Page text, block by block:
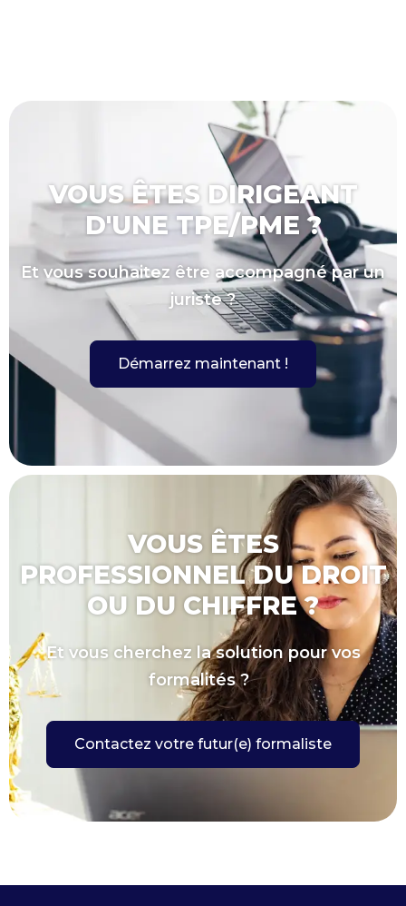
VOUS ÊTES DIRIGEANT
D'UNE TPE/PME ?
Et vous souhaitez être accompagné par un
juriste ?
Démarrez maintenant !
VOUS ÊTES
PROFESSIONNEL DU DROIT
OU DU CHIFFRE ?
Et vous cherchez la solution pour vos
formalités ?
Contactez votre futur(e) formaliste